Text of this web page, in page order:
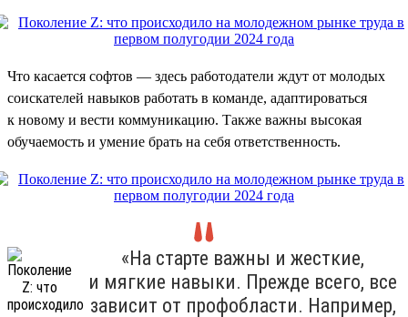
Что касается софтов — здесь работодатели ждут от молодых
соискателей навыков работать в команде, адаптироваться
к новому и вести коммуникацию. Также важны высокая
обучаемость и умение брать на себя ответственность.
«На старте важны и жесткие,
и мягкие навыки. Прежде всего, все
зависит от профобласти. Например,